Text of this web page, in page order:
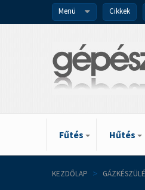
Menü Cikkek
Fűtés Hűtés
KEZDŐLAP >